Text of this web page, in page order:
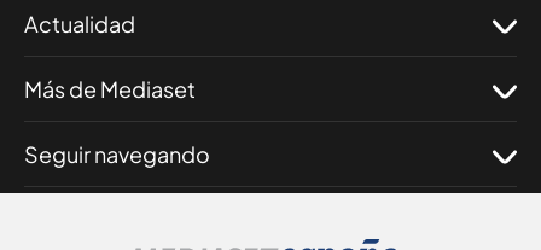
Actualidad
Más de Mediaset
Seguir navegando